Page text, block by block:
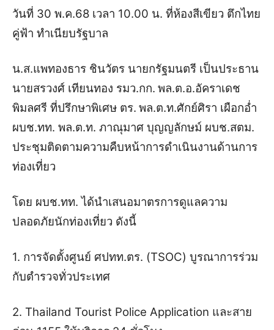
วันที่ 30 พ.ค.68 เวลา 10.00 น. ที่ห้องสีเขียว ตึกไทย
คู่ฟ้า ทำเนียบรัฐบาล
น.ส.แพทองธาร ชินวัตร นายกรัฐมนตรี เป็นประธาน
นายสรวงศ์ เทียนทอง รมว.กก. พล.ต.อ.อัคราเดช
พิมลศรี ที่ปรึกษาพิเศษ ตร. พล.ต.ท.ศักย์ศิรา เผือกอ่ำ
ผบช.ทท. พล.ต.ท. ภาณุมาศ บุญญลักษม์ ผบช.สตม.
ประชุมติดตามความคืบหน้าการดำเนินงานด้านการ
ท่องเที่ยว
โดย ผบช.ทท. ได้นำเสนอมาตรการดูแลความ
ปลอดภัยนักท่องเที่ยว ดังนี้
1. การจัดตั้งศูนย์ ศปทท.ตร. (TSOC) บูรณาการร่วม
กับตำรวจทั่วประเทศ
2. Thailand Tourist Police Application และสาย